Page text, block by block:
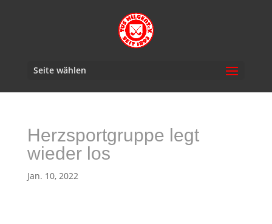
Seite wählen
Herzsportgruppe legt
wieder los
Jan. 10, 2022